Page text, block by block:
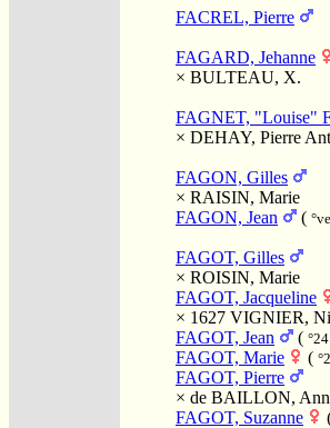
FACREL, Pierre
FAGARD, Jehanne
× BULTEAU, X.
FAGNET, "Louise"
× DEHAY, Pierre
FAGON, Gilles
× RAISIN, Marie
FAGON, Jean
(
FAGOT, Gilles
× ROISIN, Marie
FAGOT, Jacqueline
× 1627 VIGNIER,
FAGOT, Jean
(
FAGOT, Marie
(
FAGOT, Pierre
× de BAILLON,
FAGOT, Suzanne